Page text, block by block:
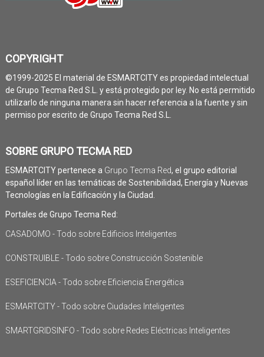
COPYRIGHT
©1999-2025 El material de ESMARTCITY es propiedad intelectual
de Grupo Tecma Red S.L. y está protegido por ley. No está permitido
utilizarlo de ninguna manera sin hacer referencia a la fuente y sin
permiso por escrito de Grupo Tecma Red S.L.
SOBRE GRUPO TECMA RED
ESMARTCITY pertenece a Grupo Tecma Red, el grupo editorial
español líder en las temáticas de Sostenibilidad, Energía y Nuevas
Tecnologías en la Edificación y la Ciudad.
Portales de Grupo Tecma Red:
CASADOMO - Todo sobre Edificios Inteligentes
CONSTRUIBLE - Todo sobre Construcción Sostenible
ESEFICIENCIA - Todo sobre Eficiencia Energética
ESMARTCITY - Todo sobre Ciudades Inteligentes
SMARTGRIDSINFO - Todo sobre Redes Eléctricas Inteligentes